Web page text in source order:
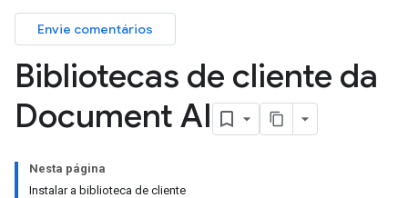
Envie comentários
Bibliotecas de cliente da
Document AI
Nesta página
Instalar a biblioteca de cliente